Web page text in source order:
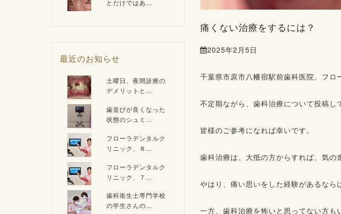
痛くない治療をするには？
2025年2月5日
千葉県市原市八幡宿駅前歯科医院、フロ
不定期ながら、歯科治療について投稿し
皆様のご参考になれば幸いです。
歯科治療は、大抵の方からすれば、気の
やはり、痛い思いをした経験があるなら
一方、歯科治療を怖いと思ってない方も
とだけではあ...
最近のお知らせ
土曜日、夜間診療の
デメリットと...
歯並びが良くなった
状態のシュミ...
フローラデンタルク
リニック、８...
フローラデンタルク
リニック、７...
歯科衛生士専門学校
の学生さんの...